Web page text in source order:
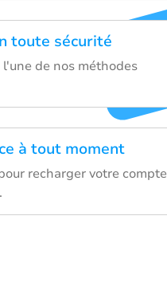
toute sécurité
de nos méthodes
à tout moment
recharger votre compte